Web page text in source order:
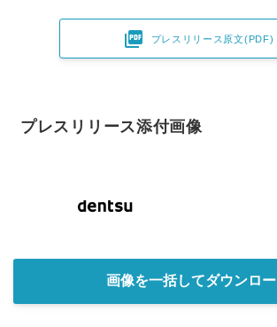
 プレスリリース原文(PDF)
プレスリリース添付画像
画像を一括してダウンロ